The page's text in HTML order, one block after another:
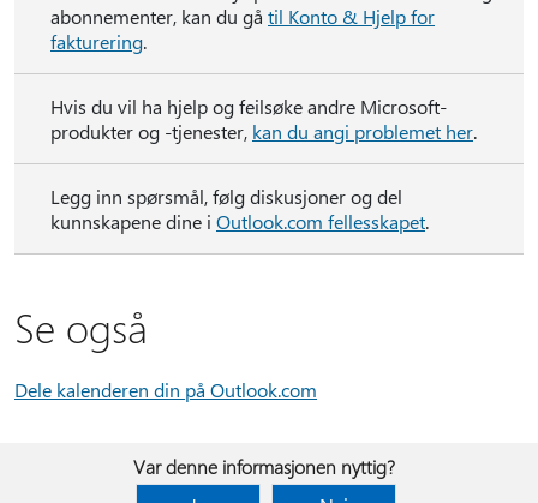
abonnementer, kan du gå til Konto & Hjelp for
fakturering.
Hvis du vil ha hjelp og feilsøke andre Microsoft-
produkter og -tjenester, kan du angi problemet her.
Legg inn spørsmål, følg diskusjoner og del
kunnskapene dine i Outlook.com fellesskapet.
Se også
Dele kalenderen din på Outlook.com
Var denne informasjonen nyttig?